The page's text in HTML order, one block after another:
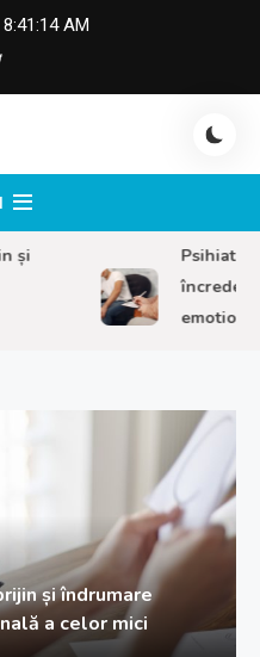
8:41:15 AM
Psihiatrie
încredere
emotional
și îndrumare
a celor mici